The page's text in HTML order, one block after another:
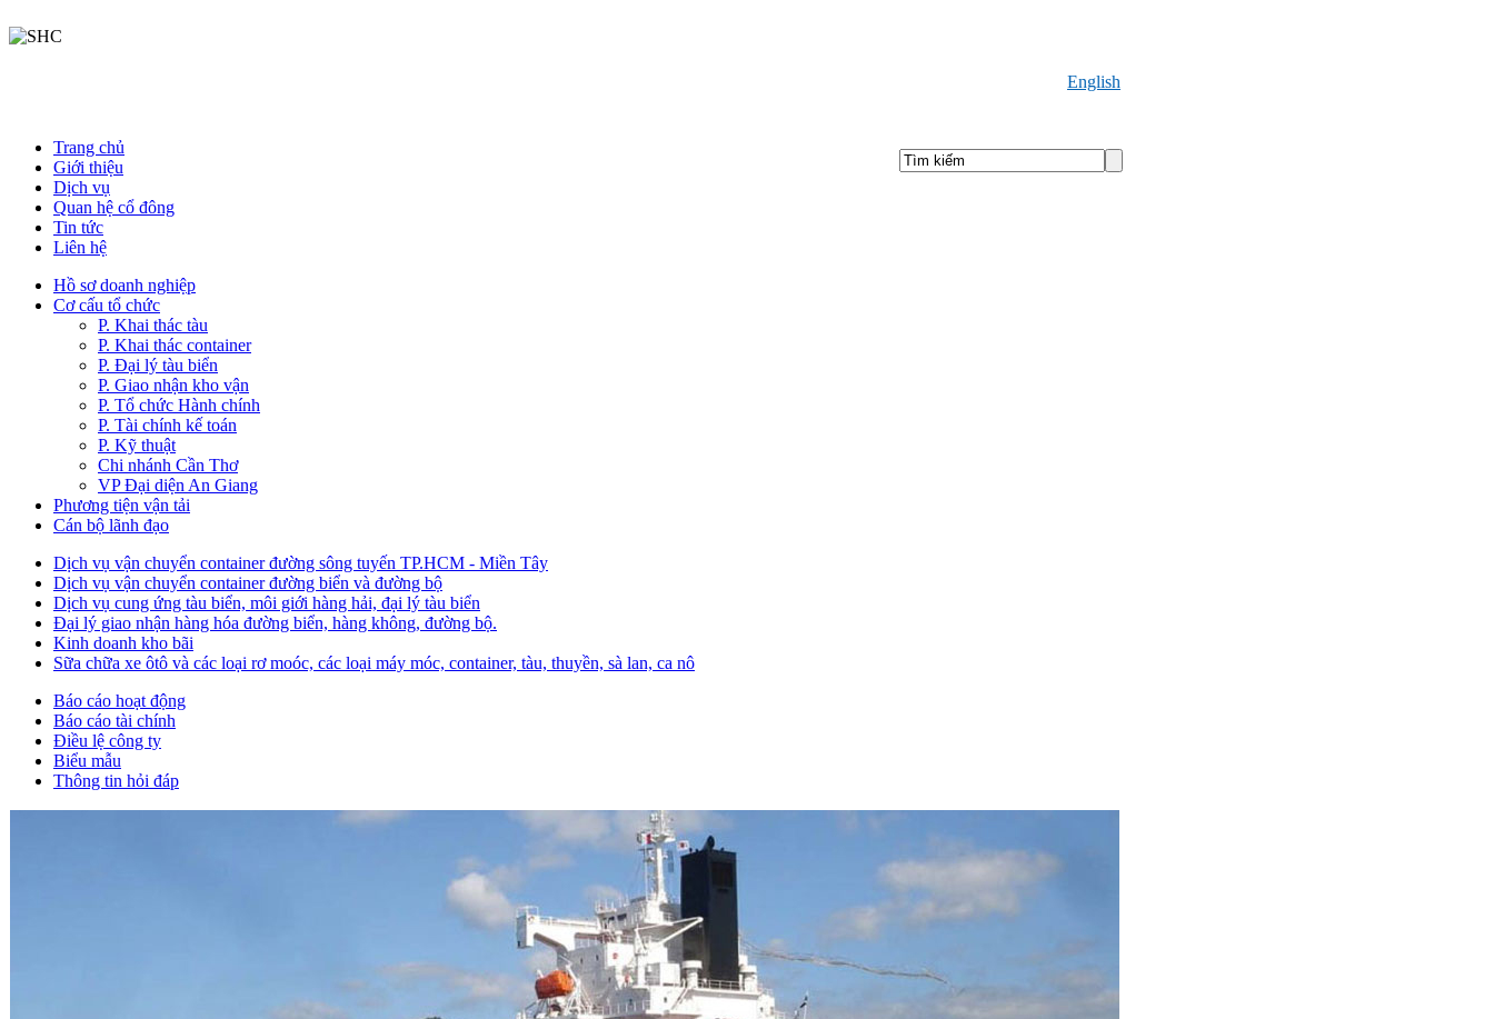
English
Trang chủ
Giới thiệu
Dịch vụ
Quan hệ cổ đông
Tin tức
Liên hệ
Hồ sơ doanh nghiệp
Cơ cấu tổ chức
P. Khai thác tàu
P. Khai thác container
P. Đại lý tàu biển
P. Giao nhận kho vận
P. Tổ chức Hành chính
P. Tài chính kế toán
P. Kỹ thuật
Chi nhánh Cần Thơ
VP Đại diện An Giang
Phương tiện vận tải
Cán bộ lãnh đạo
Dịch vụ vận chuyển container đường sông tuyến TP.HCM - Miền Tây
Dịch vụ vận chuyển container đường biển và đường bộ
Dịch vụ cung ứng tàu biển, môi giới hàng hải, đại lý tàu biển
Đại lý giao nhận hàng hóa đường biển, hàng không, đường bộ.
Kinh doanh kho bãi
Sữa chữa xe ôtô và các loại rơ moóc, các loại máy móc, container, tàu, thuyền, sà lan, ca nô
Báo cáo hoạt động
Báo cáo tài chính
Điều lệ công ty
Biểu mẫu
Thông tin hỏi đáp